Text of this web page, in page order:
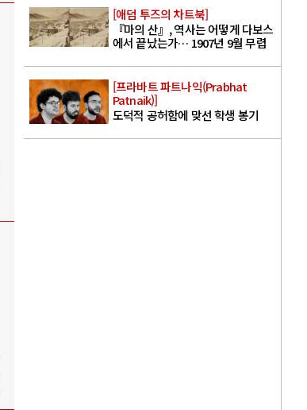
[애덤 투즈의 차트북]
『마의 산』, 역사는 어떻게 다보스
에서 끝났는가… 1907년 9월 무렵
[프라바트 파트나익(Prabhat
Patnaik)]
도덕적 공허함에 맞선 학생 봉기